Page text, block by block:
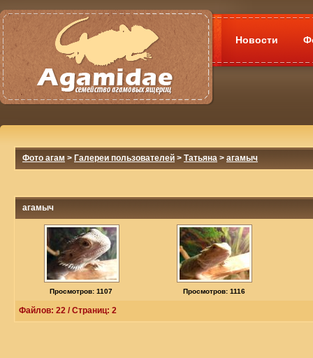
Новости
Фото агам > Галереи пользователей > Татьяна > агамыч
агамыч
Просмотров: 1107 Просмотров: 1116
Файлов: 22 / Страниц: 2